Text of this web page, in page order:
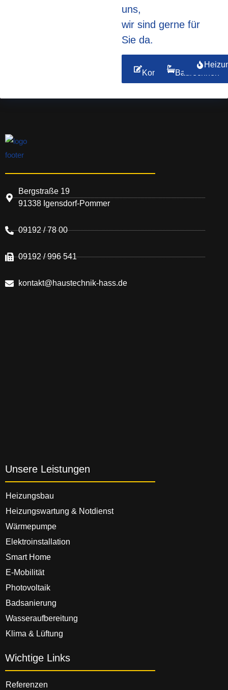
uns,
wir sind gerne für
Sie da.
Zum
Kontaktformular!
Zum
Badrechner!
Bergstraße 19
91338 Igensdorf-Pommer
09192 / 78 00
09192 / 996 541
kontakt@haustechnik-hass.de
Unsere Leistungen
Heizungsbau
Heizungswartung & Notdienst
Wärmepumpe
Elektroinstallation
Smart Home
E-Mobilität
Photovoltaik
Badsanierung
Wasseraufbereitung
Klima & Lüftung
Wichtige Links
Referenzen